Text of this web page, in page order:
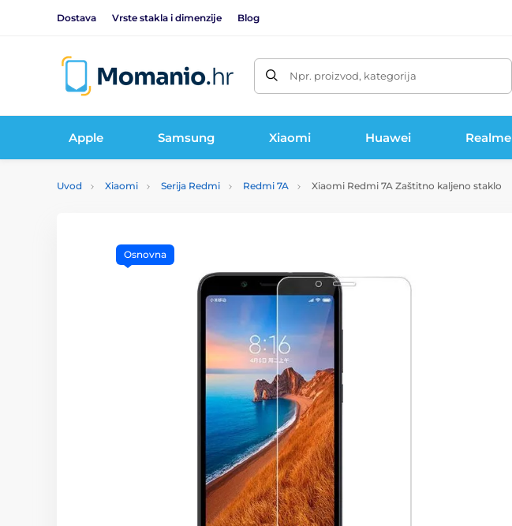
Dostava Vrste stakla i dimenzije Blog
Npr. proizvod, kategorija
Apple Samsung Xiaomi Huawei Realme
Uvod Xiaomi Serija Redmi Redmi 7A Xiaomi Redmi 7A Zaštitno kaljeno staklo
Osnovna